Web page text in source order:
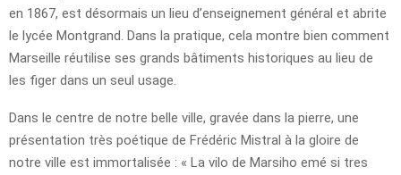
en 1867, est désormais un lieu d’enseignement général et abrite
le lycée Montgrand. Dans la pratique, cela montre bien comment
Marseille réutilise ses grands bâtiments historiques au lieu de
les figer dans un seul usage.
Dans le centre de notre belle ville, gravée dans la pierre, une
présentation très poétique de Frédéric Mistral à la gloire de
notre ville est immortalisée : « La vilo de Marsiho emé si tres